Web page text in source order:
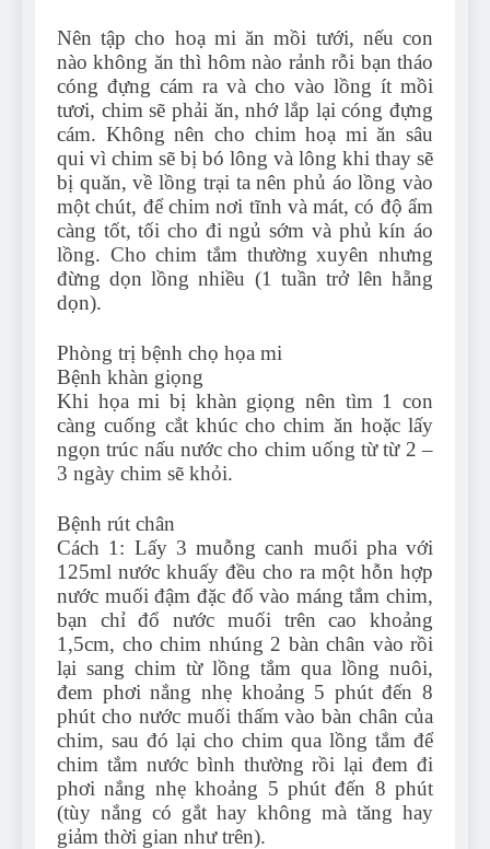
Nên tập cho hoạ mi ăn mồi tưới, nếu con
nào không ăn thì hôm nào rảnh rỗi bạn tháo
cóng đựng cám ra và cho vào lồng ít mồi
tươi, chim sẽ phải ăn, nhớ lắp lại cóng đựng
cám. Không nên cho chim hoạ mi ăn sâu
qui vì chim sẽ bị bó lông và lông khi thay sẽ
bị quăn, về lồng trại ta nên phủ áo lồng vào
một chút, để chim nơi tĩnh và mát, có độ ẩm
càng tốt, tối cho đi ngủ sớm và phủ kín áo
lồng. Cho chim tắm thường xuyên nhưng
đừng dọn lồng nhiều (1 tuần trở lên hẵng
dọn).
Phòng trị bệnh chọ họa mi
Bệnh khàn giọng
Khi họa mi bị khàn giọng nên tìm 1 con
càng cuống cắt khúc cho chim ăn hoặc lấy
ngọn trúc nấu nước cho chim uống từ từ 2 –
3 ngày chim sẽ khỏi.
Bệnh rút chân
Cách 1: Lấy 3 muỗng canh muối pha với
125ml nước khuấy đều cho ra một hỗn hợp
nước muối đậm đặc đổ vào máng tắm chim,
bạn chỉ đổ nước muối trên cao khoảng
1,5cm, cho chim nhúng 2 bàn chân vào rồi
lại sang chim từ lồng tắm qua lồng nuôi,
đem phơi nắng nhẹ khoảng 5 phút đến 8
phút cho nước muối thấm vào bàn chân của
chim, sau đó lại cho chim qua lồng tắm để
chim tắm nước bình thường rồi lại đem đi
phơi nắng nhẹ khoảng 5 phút đến 8 phút
(tùy nắng có gắt hay không mà tăng hay
giảm thời gian như trên).